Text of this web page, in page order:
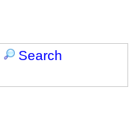
Search